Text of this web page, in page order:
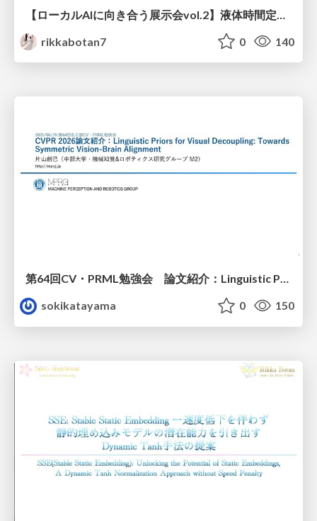
rikkabotan7
0 140
第64回CV・PRML勉強会 論文紹介：Linguistic Priors for Visual Decoupling: Towards Symmetric Vision-Brain Alignment
sokikatayama
0 150